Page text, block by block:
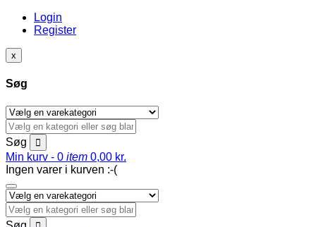
Login
Register
x
Søg
Søg
Min kurv - 0 item 0,00 kr.
Ingen varer i kurven :-(